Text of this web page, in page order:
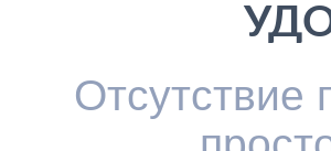
Отсутствие